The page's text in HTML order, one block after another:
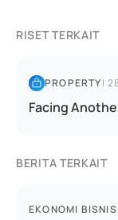
RISET TERKAIT
PROPERTY|
Facing
BERITA TERKAIT
EKONOMI BISNIS